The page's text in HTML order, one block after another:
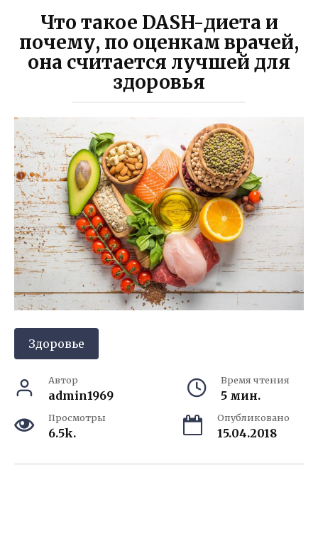
Что такое DASH-диета и
почему, по оценкам врачей,
она считается лучшей для
здоровья
Здоровье
Автор
admin1969
Время чтения
5 мин.
Просмотры
6.5k.
Опубликовано
15.04.2018